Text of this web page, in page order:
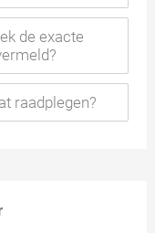
de exacte
raadplegen?